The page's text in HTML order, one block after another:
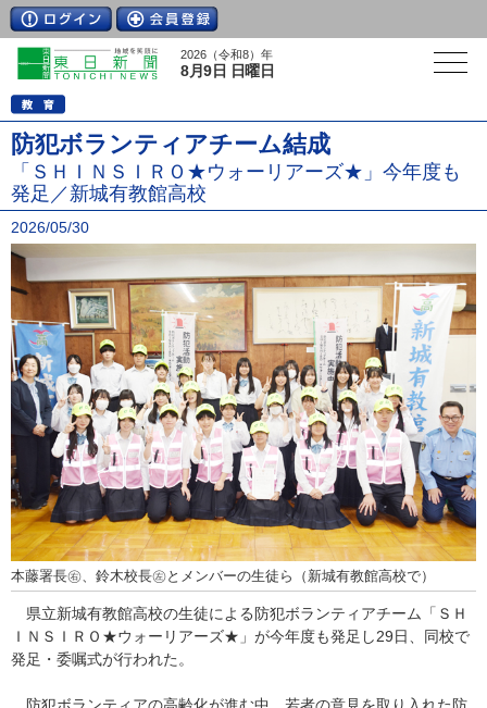
2026（令和8）年
8月9日 日曜日
防犯ボランティアチーム結成
「ＳＨＩＮＳＩＲＯ★ウォーリアーズ★」今年度も
発足／新城有教館高校
2026/05/30
本藤署長㊨、鈴木校長㊧とメンバーの生徒ら（新城有教館高校で）
県立新城有教館高校の生徒による防犯ボランティアチーム「ＳＨ
ＩＮＳＩＲＯ★ウォーリアーズ★」が今年度も発足し29日、同校で
発足・委嘱式が行われた。